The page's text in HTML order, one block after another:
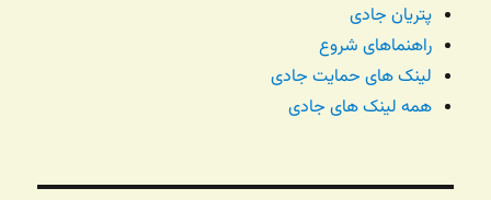
پتریان جادی
راهنماهای شروع
لینک های حمایت جادی
همه لینک های جادی